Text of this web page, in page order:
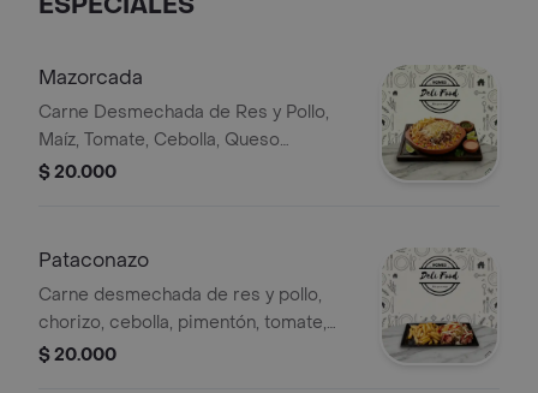
Mazorcada
Carne Desmechada de Res y Pollo,
Maíz, Tomate, Cebolla, Queso
Gratinado, Papas a la Francesa y
$ 20.000
Pataconazo
Carne desmechada de res y pollo,
chorizo, cebolla, pimentón, tomate,
huevo de codorniz, papas fritas y
$ 20.000